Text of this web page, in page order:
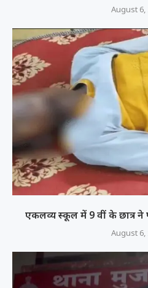
August 6,
एकलव्य स्कूल में 9 वीं के छात्र ने
August 6,